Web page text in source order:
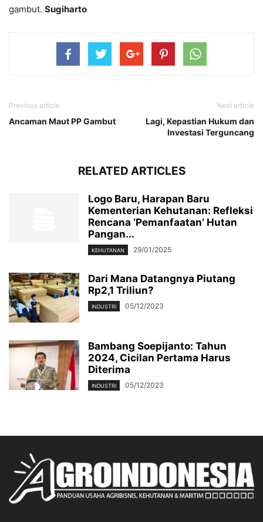
gambut. Sugiharto
Previous article
Ancaman Maut PP Gambut
Next article
Lagi, Kepastian Hukum dan
Investasi Terguncang
RELATED ARTICLES
Logo Baru, Harapan Baru
Kementerian Kehutanan: Refleksi
Rencana ‘Pemanfaatan’ Hutan
Pangan...
KEHUTANAN 29/01/2025
Dari Mana Datangnya Piutang
Rp2,1 Triliun?
INDUSTRI 05/12/2023
Bambang Soepijanto: Tahun
2024, Cicilan Pertama Harus
Diterima
INDUSTRI 05/12/2023